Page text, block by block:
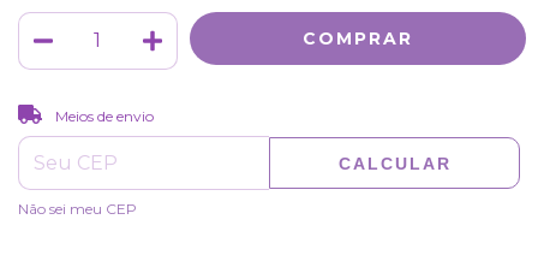
Entregas para o CEP:
Meios de envio
CALCULAR
Não sei meu CEP